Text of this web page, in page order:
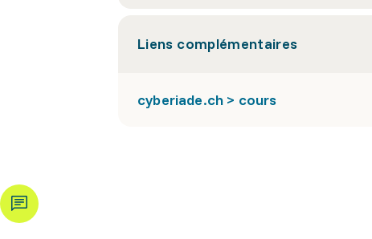
Liens complémentaires
cyberiade.ch > cours